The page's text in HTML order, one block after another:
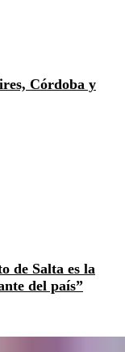
Córdoba y
de Salta es la
del país”